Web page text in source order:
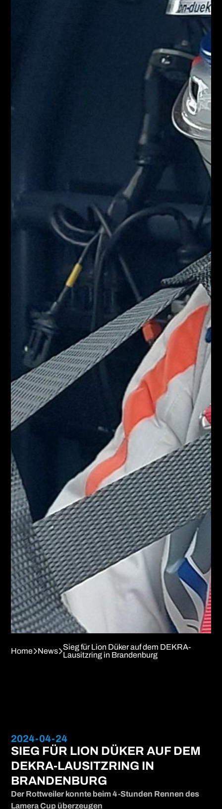
HomeNewsSieg für Lion Düker auf dem DEKRA-
Lausitzring in Brandenburg
2024-04-24
SIEG FÜR LION DÜKER AUF DEM
DEKRA-LAUSITZRING IN
BRANDENBURG
Der Rottweiler konnte beim 4-Stunden Rennen des
Lamera Cup überzeugen